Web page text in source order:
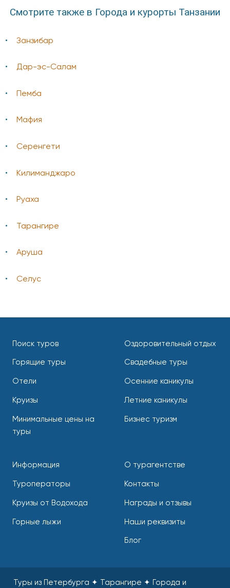
Смотрите также в Города и курорты Танзании
Занзибар
Дар-эс-Салам
Пемба
Мафия
Серенгети
Килиманджаро
Руаха
Тарангире
Аруша
Селус
Поиск туров
Горящие туры
Отели
Круизы
Минимальные цены на
туры
Оздоровительный отдых
Свадебные туры
Осенние каникулы
Летние каникулы
Бизнес туризм
Информация
Туроператоры
Круизы от Водохода
Горные лыжи
О турагентстве
Контакты
Награды и отзывы
Наши реквизиты
Блог
Туры из Петербурга ✦ Тарангире ✦ Города и